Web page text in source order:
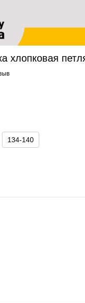
двунитка хлопковая
хлопковая
134-140